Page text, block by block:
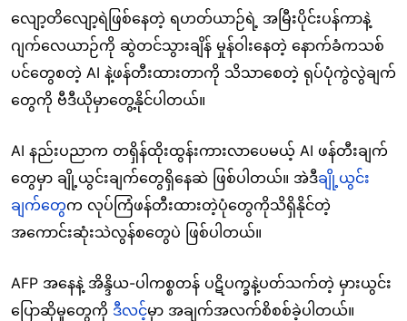
လျော့တိလျော့ရဲဖြစ်နေတဲ့ ရဟတ်ယာဉ်ရဲ့ အမြီးပိုင်းပန်ကာနဲ့
ဂျက်လေယာဉ်ကို ဆွဲတင်သွားချိန် မှုန်ဝါးနေတဲ့ နောက်ခံကသစ်
ပင်တွေစတဲ့ AI နဲ့ဖန်တီးထားတာကို သိသာစေတဲ့ ရုပ်ပုံကွဲလွဲချက်
တွေကို ဗီဒီယိုမှာတွေ့နိုင်ပါတယ်။
AI နည်းပညာက တရှိန်ထိုးထွန်းကားလာပေမယ့် AI ဖန်တီးချက်
တွေမှာ ချို့ယွင်းချက်တွေရှိနေဆဲ ဖြစ်ပါတယ်။ အဲဒီချို့ယွင်း
ချက်တွေက လုပ်ကြံဖန်တီးထားတဲ့ပုံတွေကိုသိရှိနိုင်တဲ့
အကောင်းဆုံးသဲလွန်စတွေပဲ ဖြစ်ပါတယ်။
AFP အနေနဲ့ အိန္ဒိယ-ပါကစ္စတန် ပဋိပက္ခနဲ့ပတ်သက်တဲ့ မှားယွင်း
ပြောဆိုမှုတွေကို ဒီလင့်မှာ အချက်အလက်စိစစ်ခဲ့ပါတယ်။